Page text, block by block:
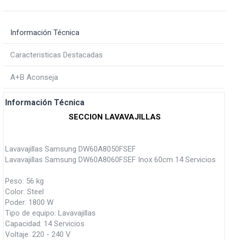
Información Técnica
Caracteristicas Destacadas
A+B Aconseja
Información Técnica
SECCION LAVAVAJILLAS
Lavavajillas Samsung DW60A8050FSEF
Lavavajillas Samsung DW60A8060FSEF Inox 60cm 14 Servicios
Peso: 56 kg
Color: Steel
Poder: 1800 W
Tipo de equipo: Lavavajillas
Capacidad: 14 Servicios
Voltaje: 220 - 240 V